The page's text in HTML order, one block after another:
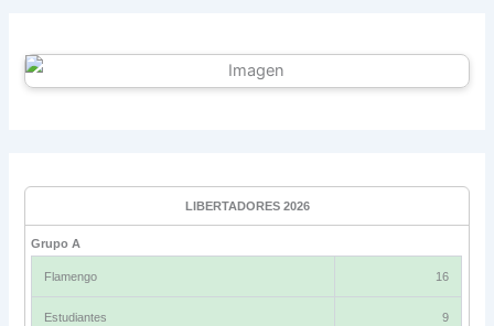
LIBERTADORES 2026
Grupo A
Flamengo 16
Estudiantes 9